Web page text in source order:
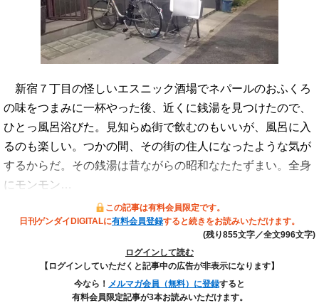
新宿７丁目の怪しいエスニック酒場でネパールのおふくろ
の味をつまみに一杯やった後、近くに銭湯を見つけたので、
ひとっ風呂浴びた。見知らぬ街で飲むのもいいが、風呂に入
るのも楽しい。つかの間、その街の住人になったような気が
するからだ。その銭湯は昔ながらの昭和なたたずまい。全身
にモンモン…
この記事は有料会員限定です。
日刊ゲンダイDIGITALに有料会員登録すると続きをお読みいただけます。
(残り855文字／全文996文字)
ログインして読む
【ログインしていただくと記事中の広告が非表示になります】
今なら！ メルマガ会員（無料）に登録すると
有料会員限定記事が3本お読みいただけます。